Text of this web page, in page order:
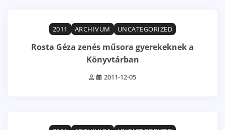
2011
ARCHIVUM UNCATEGORIZED
Rosta Géza zenés műsora gyerekeknek a
Könyvtárban
2011-12-05